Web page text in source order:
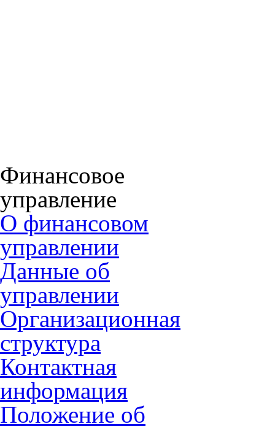
Финансовое
управление
О финансовом
управлении
Данные об
управлении
Организационная
структура
Контактная
информация
Положение об